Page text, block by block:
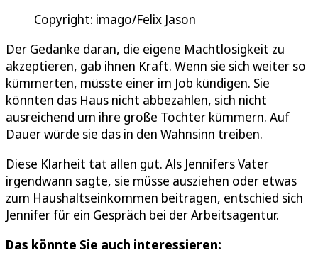
Copyright: imago/Felix Jason
Der Gedanke daran, die eigene Machtlosigkeit zu
akzeptieren, gab ihnen Kraft. Wenn sie sich weiter so
kümmerten, müsste einer im Job kündigen. Sie
könnten das Haus nicht abbezahlen, sich nicht
ausreichend um ihre große Tochter kümmern. Auf
Dauer würde sie das in den Wahnsinn treiben.
Diese Klarheit tat allen gut. Als Jennifers Vater
irgendwann sagte, sie müsse ausziehen oder etwas
zum Haushaltseinkommen beitragen, entschied sich
Jennifer für ein Gespräch bei der Arbeitsagentur.
Das könnte Sie auch interessieren: